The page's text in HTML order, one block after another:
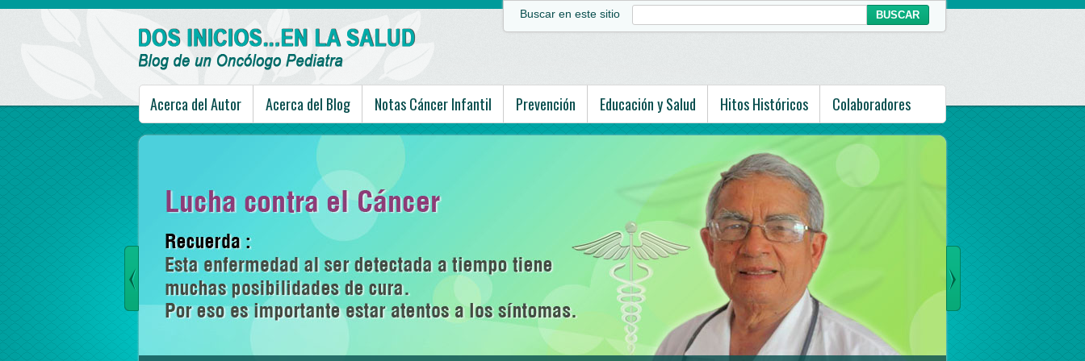
Buscar en este sitio
Acerca del Autor Acerca del Blog Notas Cáncer Infantil Prevención Educación y Salud Hitos Históricos Colaboradores